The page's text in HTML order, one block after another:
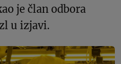
je član odbora
u izjavi.